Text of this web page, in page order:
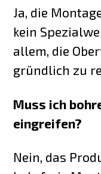
Ja, die
kein
allem, die
gründlich zu
Muss ich
eingreifen?
Nein, das